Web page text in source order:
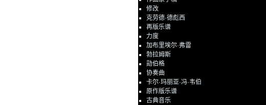
修改
克劳德·德彪西
再版乐谱
力度
加布里埃尔·弗雷
勃拉姆斯
勋伯格
协奏曲
卡尔·玛丽亚·冯·韦伯
原作版乐谱
古典音乐